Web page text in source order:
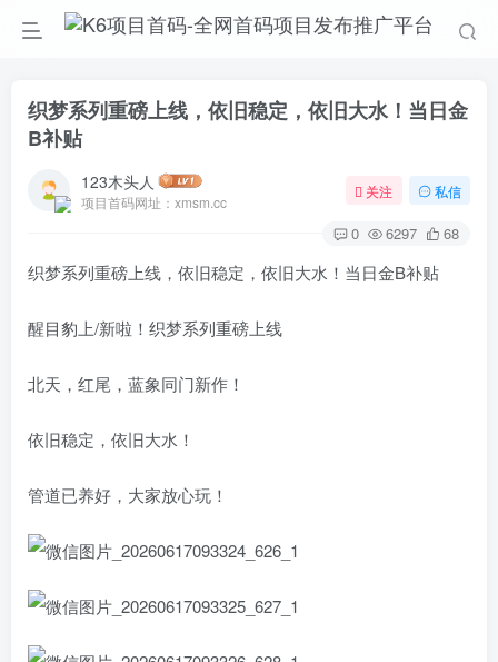
织梦系列重磅上线，依旧稳定，依旧大水！当日金
B补贴
123木头人
项目首码网址：xmsm.cc
关注 私信
0 6297 68
织梦系列重磅上线，依旧稳定，依旧大水！当日金B补贴
醒目豹上/新啦！织梦系列重磅上线
北天，红尾，蓝象同门新作！
依旧稳定，依旧大水！
管道已养好，大家放心玩！